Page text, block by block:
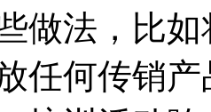
做法，比
任何传销